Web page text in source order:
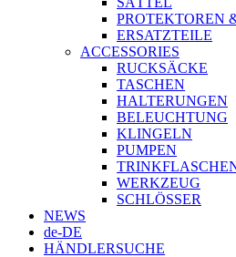
PROTEKTOREN
ERSATZTEILE
ACCESSORIES
RUCKSÄCKE
TASCHEN
HALTERUNGEN
BELEUCHTUNG
KLINGELN
PUMPEN
WERKZEUG
SCHLÖSSER
NEWS
de-DE
HÄNDLERSUCHE